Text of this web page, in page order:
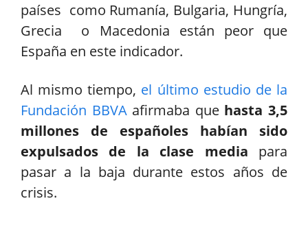
países como Rumanía, Bulgaria, Hungría,
Grecia o Macedonia están peor que
España en este indicador.
Al mismo tiempo, el último estudio de la
Fundación BBVAafirmaba que hasta 3,5
millones de españoles habían sido
expulsados de la clase media para
pasar a la baja durante estos años de
crisis.